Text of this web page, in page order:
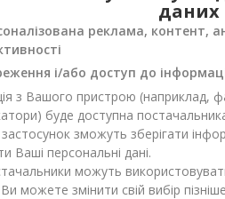
даних
реклама, контент,
і/або доступ до
з Вашого пристрою (наприклад,
буде доступна
зможуть зберігати
Ваші персональні дані.
можуть
Ви можете змінити свій вибір